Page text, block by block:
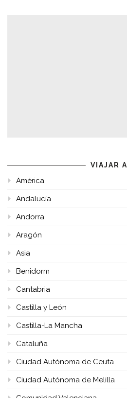
VIAJAR A
América
Andalucía
Andorra
Aragón
Asia
Benidorm
Cantabria
Castilla y León
Castilla-La Mancha
Cataluña
Ciudad Autónoma de Ceuta
Ciudad Autónoma de Melilla